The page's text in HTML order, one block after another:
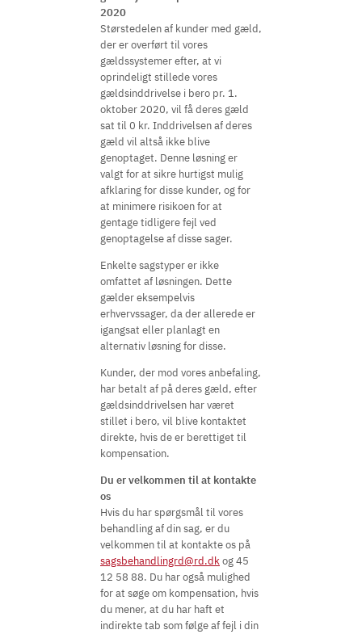
2020
Størstedelen af kunder med gæld,
der er overført til vores
gældssystemer efter, at vi
oprindeligt stillede vores
gældsinddrivelse i bero pr. 1.
oktober 2020, vil få deres gæld
sat til 0 kr. Inddrivelsen af deres
gæld vil altså ikke blive
genoptaget. Denne løsning er
valgt for at sikre hurtigst mulig
afklaring for disse kunder, og for
at minimere risikoen for at
gentage tidligere fejl ved
genoptagelse af disse sager.
Enkelte sagstyper er ikke
omfattet af løsningen. Dette
gælder eksempelvis
erhvervssager, da der allerede er
igangsat eller planlagt en
alternativ løsning for disse.
Kunder, der mod vores anbefaling,
har betalt af på deres gæld, efter
gældsinddrivelsen har været
stillet i bero, vil blive kontaktet
direkte, hvis de er berettiget til
kompensation.
Du er velkommen til at kontakte
os
Hvis du har spørgsmål til vores
behandling af din sag, er du
velkommen til at kontakte os på
sagsbehandlingrd@rd.dkog 45
12 58 88. Du har også mulighed
for at søge om kompensation, hvis
du mener, at du har haft et
indirekte tab som følge af fejl i din